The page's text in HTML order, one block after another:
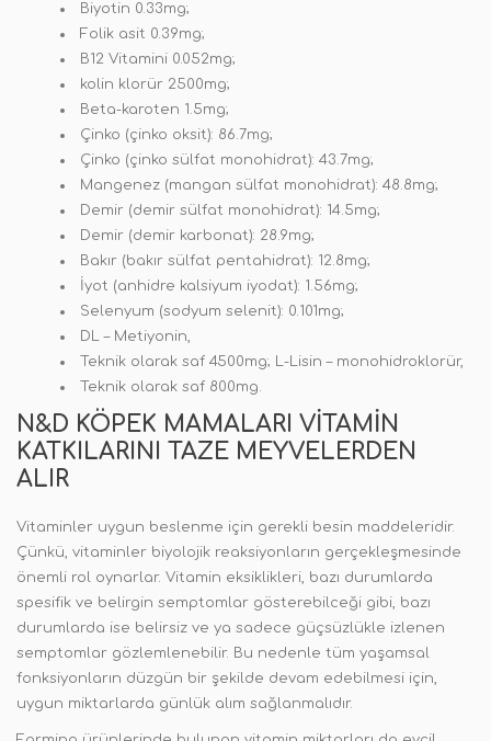
Biyotin 0.33mg;
Folik asit 0.39mg;
B12 Vitamini 0.052mg;
kolin klorür 2500mg;
Beta-karoten 1.5mg;
Çinko (çinko oksit): 86.7mg;
Çinko (çinko sülfat monohidrat): 43.7mg;
Mangenez (mangan sülfat monohidrat): 48.8mg;
Demir (demir sülfat monohidrat): 14.5mg;
Demir (demir karbonat): 28.9mg;
Bakır (bakır sülfat pentahidrat): 12.8mg;
İyot (anhidre kalsiyum iyodat): 1.56mg;
Selenyum (sodyum selenit): 0.101mg;
DL – Metiyonin,
Teknik olarak saf 4500mg; L-Lisin – monohidroklorür,
Teknik olarak saf 800mg.
N&D KÖPEK MAMALARI VITAMIN
KATKILARINI TAZE MEYVELERDEN
ALIR
Vitaminler uygun beslenme için gerekli besin maddeleridir.
Çünkü, vitaminler biyolojik reaksiyonların gerçekleşmesinde
önemli rol oynarlar. Vitamin eksiklikleri, bazı durumlarda
spesifik ve belirgin semptomlar gösterebilceği gibi, bazı
durumlarda ise belirsiz ve ya sadece güçsüzlükle izlenen
semptomlar gözlemlenebilir. Bu nedenle tüm yaşamsal
fonksiyonların düzgün bir şekilde devam edebilmesi için,
uygun miktarlarda günlük alım sağlanmalıdır.